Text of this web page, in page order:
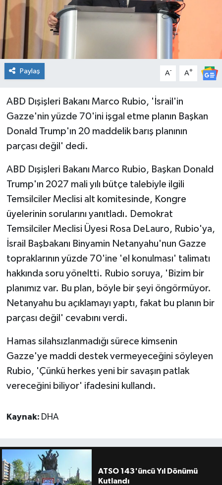
Paylaş A- A+
ABD Dışişleri Bakanı Marco Rubio, 'İsrail'in
Gazze'nin yüzde 70'ini işgal etme planın Başkan
Donald Trump'ın 20 maddelik barış planının
parçası değil' dedi.
ABD Dışişleri Bakanı Marco Rubio, Başkan Donald
Trump'ın 2027 mali yılı bütçe talebiyle ilgili
Temsilciler Meclisi alt komitesinde, Kongre
üyelerinin sorularını yanıtladı. Demokrat
Temsilciler Meclisi Üyesi Rosa DeLauro, Rubio'ya,
İsrail Başbakanı Binyamin Netanyahu'nun Gazze
topraklarının yüzde 70'ine 'el konulması' talimatı
hakkında soru yöneltti. Rubio soruya, 'Bizim bir
planımız var. Bu plan, böyle bir şeyi öngörmüyor.
Netanyahu bu açıklamayı yaptı, fakat bu planın bir
parçası değil' cevabını verdi.
Hamas silahsızlanmadığı sürece kimsenin
Gazze'ye maddi destek vermeyeceğini söyleyen
Rubio, 'Çünkü herkes yeni bir savaşın patlak
vereceğini biliyor' ifadesini kullandı.
Kaynak: DHA
ATSO 143'üncü Yıl Dönümü
Kutlandı
Sağlık
Turizm
Yaşam